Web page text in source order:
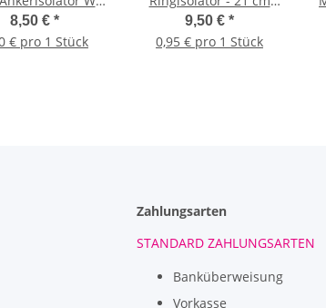
604 10 Stück
8,50 € *
€ pro 1 Stück
Schaft, 10 Stück
9,50 € *
0,95 € pro 1 Stück
Zahlungsarten
STANDARD ZAHLUNGSARTEN
Banküberweisung
Vorkasse